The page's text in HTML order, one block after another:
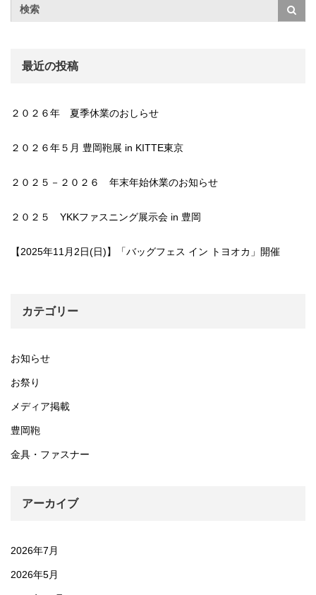
最近の投稿
２０２６年 夏季休業のおしらせ
２０２６年５月 豊岡鞄展 in KITTE東京
２０２５－２０２６ 年末年始休業のお知らせ
２０２５ YKKファスニング展示会 in 豊岡
【2025年11月2日(日)】「バッグフェス イン トヨオカ」開催
カテゴリー
お知らせ
お祭り
メディア掲載
豊岡鞄
金具・ファスナー
アーカイブ
2026年7月
2026年5月